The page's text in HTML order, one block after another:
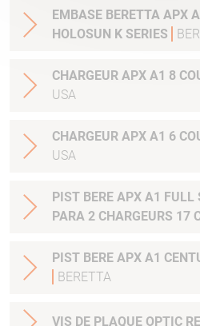
EMBASE BERETTA APX
HOLOSUN K SERIES
CHARGEUR
USA
CHARGEUR APX A1 6
USA
PIST BERE APX A1 FULL
PARA 2 CHARGEURS 17
PIST BERE APX A1
BERETTA
VIS DE PLAQUE OPTIC